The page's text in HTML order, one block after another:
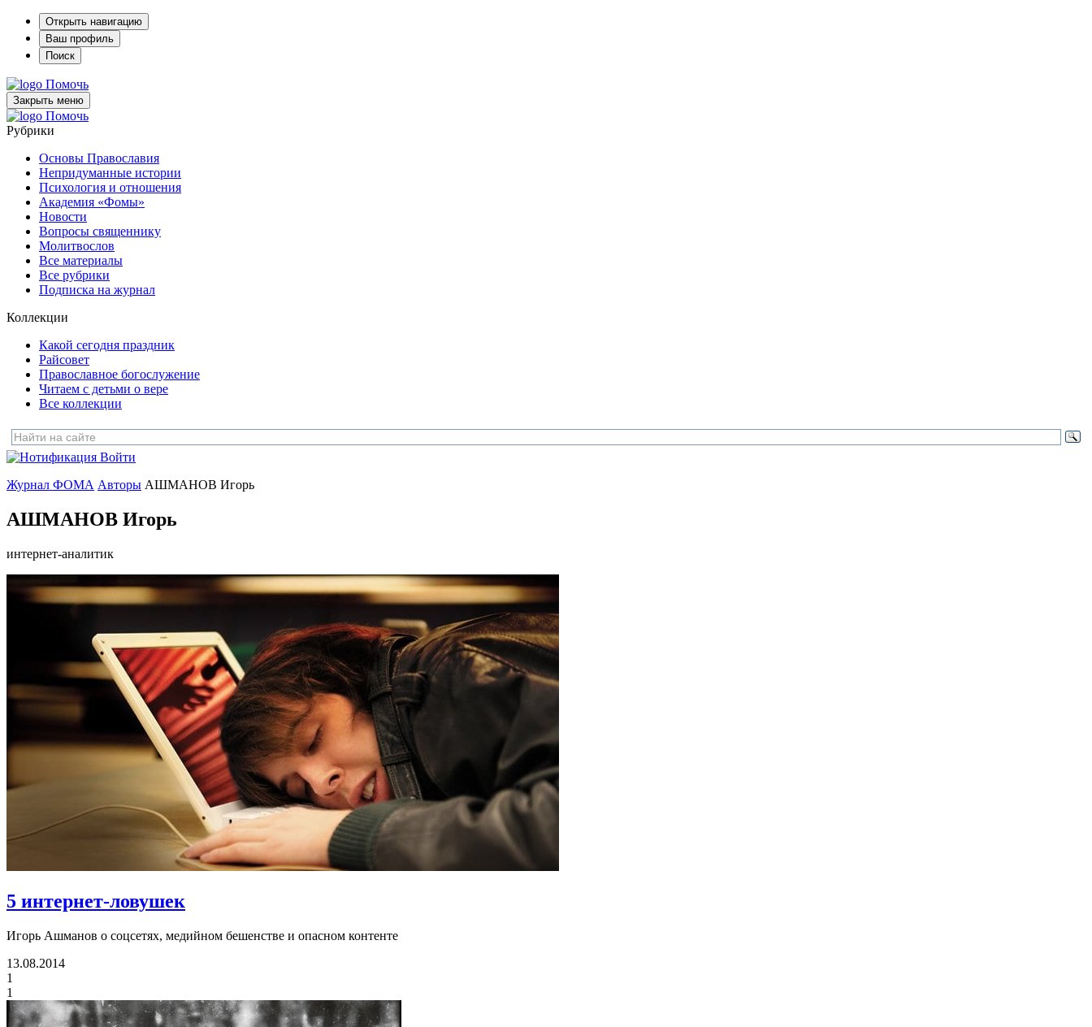
Открыть навигацию
Ваш профиль
Поиск
Помочь
Закрыть меню
Помочь
Рубрики
Основы Православия
Непридуманные истории
Психология и отношения
Академия «Фомы»
Новости
Вопросы священнику
Молитвослов
Все материалы
Все рубрики
Подписка на журнал
Коллекции
Какой сегодня праздник
Райсовет
Православное богослужение
Читаем с детьми о вере
Все коллекции
Войти
Журнал ФОМА Авторы АШМАНОВ Игорь
АШМАНОВ Игорь
интернет-аналитик
5 интернет-ловушек
Игорь Ашманов о соцсетях, медийном бешенстве и опасном контенте
13.08.2014
1
1